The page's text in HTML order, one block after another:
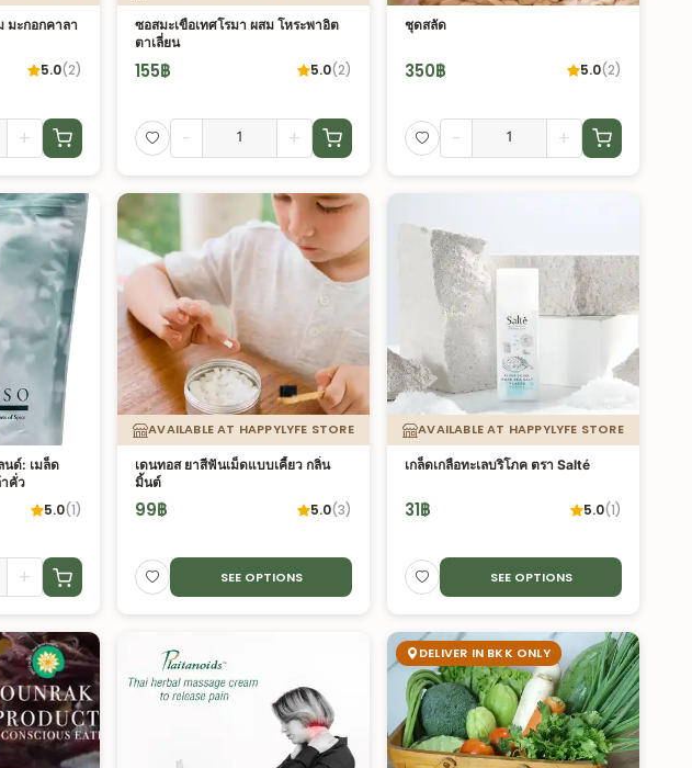
มะกอกคาลา
5.0(2)
+
ซอสมะเขือเทศโรมา ผสม โหระพาอิต
ตาเลี่ยน
155฿ 5.0(2)
- +
ชุดสลัด
350฿ 5.0(2)
- +
นด์: เมล็ด
คั่ว
5.0(1)
+
AVAILABLE AT HAPPYLYFE STORE
เดนทอส ยาสีฟันเม็ดแบบเคี้ยว กลิ่น
มิ้นต์
99฿ 5.0(3)
SEE OPTIONS
AVAILABLE AT HAPPYLYFE STORE
เกล็ดเกลือทะเลบริโภค ตรา Salté
31฿ 5.0(1)
SEE OPTIONS
DELIVER IN BKK ONLY